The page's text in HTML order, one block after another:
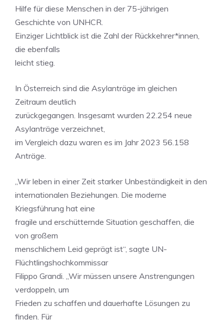
Hilfe für diese Menschen in der 75-jährigen
Geschichte von UNHCR.
Einziger Lichtblick ist die Zahl der Rückkehrer*innen,
die ebenfalls
leicht stieg.
In Österreich sind die Asylanträge im gleichen
Zeitraum deutlich
zurückgegangen. Insgesamt wurden 22.254 neue
Asylanträge verzeichnet,
im Vergleich dazu waren es im Jahr 2023 56.158
Anträge.
„Wir leben in einer Zeit starker Unbeständigkeit in den
internationalen Beziehungen. Die moderne
Kriegsführung hat eine
fragile und erschütternde Situation geschaffen, die
von großem
menschlichem Leid geprägt ist“, sagte UN-
Flüchtlingshochkommissar
Filippo Grandi. „Wir müssen unsere Anstrengungen
verdoppeln, um
Frieden zu schaffen und dauerhafte Lösungen zu
finden. Für